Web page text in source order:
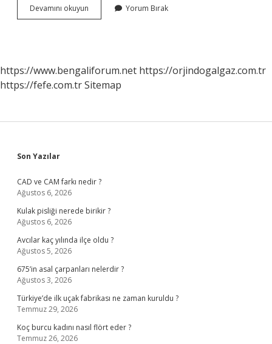
Devamını okuyun
Mı
Yorum Bırak
https://www.bengaliforum.net https://orjindogalgaz.com.tr
https://fefe.com.trSitemap
Sidebar
Son Yazılar
CAD ve CAM farkı nedir ?
Ağustos 6, 2026
Kulak pisliği nerede birikir ?
Ağustos 6, 2026
Avcılar kaç yılında ilçe oldu ?
Ağustos 5, 2026
675’in asal çarpanları nelerdir ?
Ağustos 3, 2026
Türkiye’de ilk uçak fabrikası ne zaman kuruldu ?
Temmuz 29, 2026
Koç burcu kadını nasıl flört eder ?
Temmuz 26, 2026